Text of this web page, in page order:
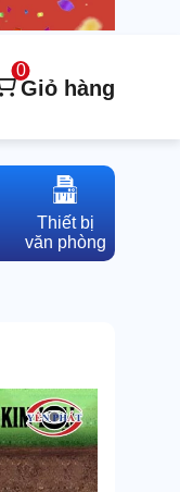
0
Giỏ hàng
Thiết bị
văn phòng